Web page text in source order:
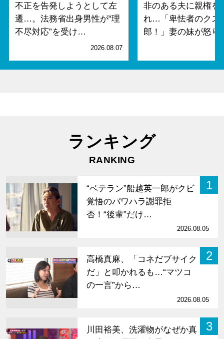
不正を告発しようとして左
遷…。法務省出身男性が“理
不尽対応”を受け…
2026.08.07
非のある夫に親権を
れ…「卑怯者のクズ
郎！」妻の妹が怒
ランキング
RANKING
1
“ベテラン”船越英一郎がクビ
覚悟のパワハラ謝罪拒
否！“後輩”だけ…
2026.08.05
2
高橋真麻、「コネだブサイク
だ」と叩かれるも…“マツコ
の一言”から…
2026.08.05
3
川田裕美、洗濯物がなぜか真